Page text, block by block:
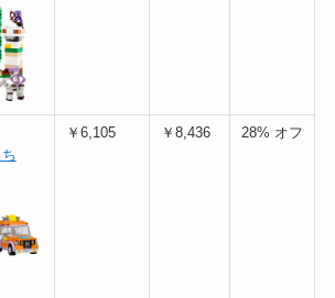
￥6,105 ￥8,436 28% オフ